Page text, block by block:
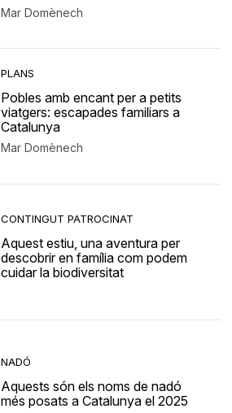
Mar Domènech
PLANS
Pobles amb encant per a petits
viatgers: escapades familiars a
Catalunya
Mar Domènech
CONTINGUT PATROCINAT
Aquest estiu, una aventura per
descobrir en família com podem
cuidar la biodiversitat
NADÓ
Aquests són els noms de nadó
més posats a Catalunya el 2025